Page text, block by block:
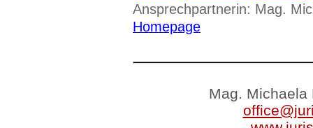
Ansprechpartnerin: Mag.
Homepage
Mag. Michaela